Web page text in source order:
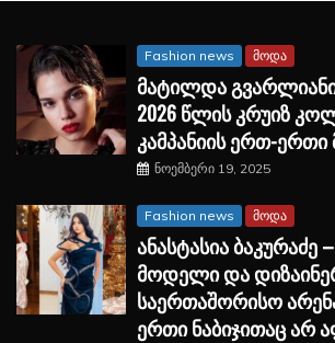
Fashion news მოდა
მატილდა გვარლიანი
2026 წლის კრუიზ
კამპანიის ერთ-ერთი
ნოემბერი 19, 2025
Fashion news მოდა
ანასტასია
მოდელი და
საერთაშორისო
ერთი ნაბიჯითაც არ